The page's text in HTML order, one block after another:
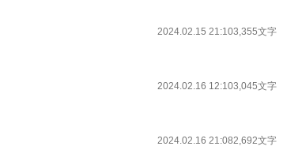
2024.02.15 21:103,355文字
2024.02.16 12:103,045文字
2024.02.16 21:082,692文字